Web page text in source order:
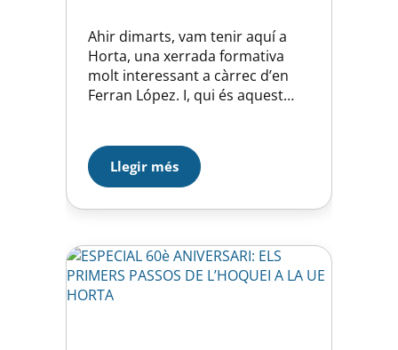
Ahir dimarts, vam tenir aquí a
Horta, una xerrada formativa
molt interessant a càrrec d’en
Ferran López. I, qui és aquest
entrenador del Noia durant 8
temporades, on ha aconseguit
una Copa del Rei contra el CP Vic
al 2008, una Copa de la CERS
Llegir més